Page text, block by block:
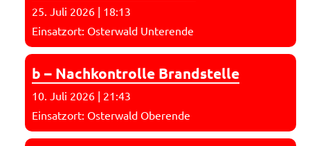
25. Juli 2026 | 18:13
Einsatzort: Osterwald Unterende
b – Nachkontrolle Brandstelle
10. Juli 2026 | 21:43
Einsatzort: Osterwald Oberende